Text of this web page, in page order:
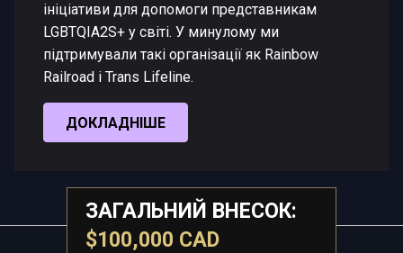
ініціативи для допомоги представникам
LGBTQIA2S+ у світі. У минулому ми
підтримували такі організації як Rainbow
Railroad і Trans Lifeline.
ДОКЛАДНІШЕ
ЗАГАЛЬНИЙ ВНЕСОК:
$100,000 CAD